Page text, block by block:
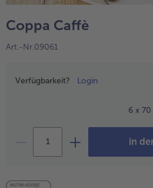
alle Obst
alle Süße Vielfalt
Confiserie & Feinkost
alle Küchenhelfer
Coppa Caffè
Art.-Nr.09061
Preisangabe
Verfügbarkeit? Login
6 x
in